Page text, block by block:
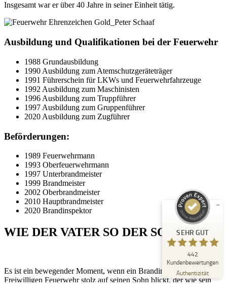
Insgesamt war er über 40 Jahre in seiner Einheit tätig.
Ausbildung und Qualifikationen bei der Feuerwehr
1988 Grundausbildung
1990 Ausbildung zum Atemschutzgeräteträger
1991 Führerschein für LKWs und Feuerwehrfahrzeuge
1992 Ausbildung zum Maschinisten
1996 Ausbildung zum Truppführer
1997 Ausbildung zum Gruppenführer
2020 Ausbildung zum Zugführer
Beförderungen:
1989 Feuerwehrmann
1993 Oberfeuerwehrmann
1997 Unterbrandmeister
1999 Brandmeister
2002 Oberbrandmeister
2010 Hauptbrandmeister
2020 Brandinspektor
WIE DER VATER SO DER SOHN
Es ist ein bewegender Moment, wenn ein Brandinspektor der
Freiwilligen Feuerwehr stolz auf seinen Sohn blickt, der wie sein
SEHR GUT
442
Kundenbewertungen
Authentizität
Empfehlungen auf
ProvenExpert.com
Bewertungen auf ProvenExpert.com
Blick aufs ProvenExpert-Profil werfen
22.07.2026